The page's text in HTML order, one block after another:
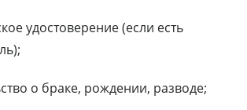
удостоверение (если есть
о браке, рождении, разводе;